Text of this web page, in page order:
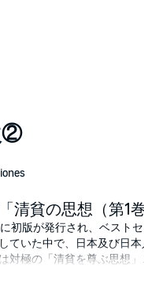
②
清貧の思想（第1
初版が発行され、ベスト
ていた中で、日本及び日
対極の「清貧を尊ぶ思想
書き続けたという。